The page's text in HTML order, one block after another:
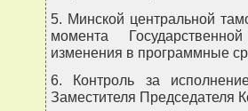
5. Минской центральной
момента
изменения в программные
6. Контроль за
Заместителя Председателя